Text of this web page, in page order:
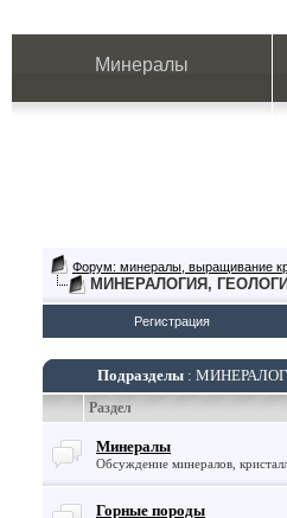
Минералы
Форум: минералы, выращивание
МИНЕРАЛОГИЯ,
Регистрация
Подразделы :
Раздел
Минералы
Обсуждение минералов,
Горные породы